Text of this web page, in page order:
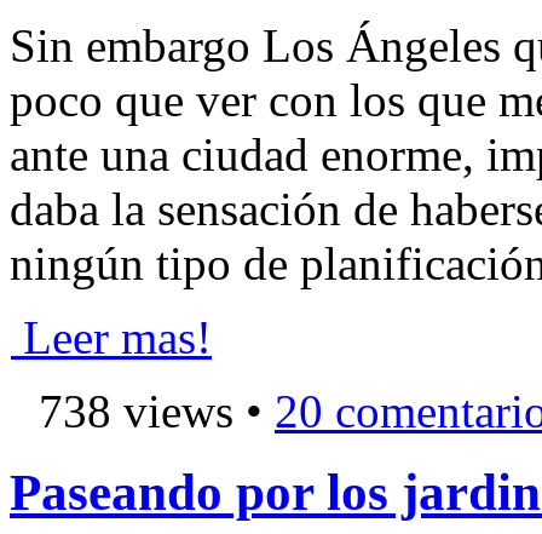
Sin embargo Los Ángeles
poco que ver con los que
ante una ciudad enorme,
daba la sensación de
ningún tipo de
Leer mas!
738 views • 20
Paseando por los